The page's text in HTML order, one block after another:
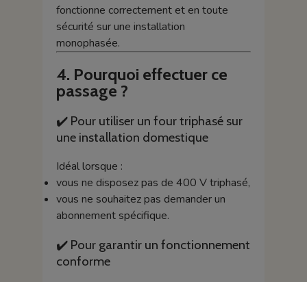
fonctionne correctement et en toute
sécurité sur une installation
monophasée.
4. Pourquoi effectuer ce
passage ?
✔️ Pour utiliser un four triphasé sur
une installation domestique
Idéal lorsque :
vous ne disposez pas de 400 V triphasé,
vous ne souhaitez pas demander un
abonnement spécifique.
✔️ Pour garantir un fonctionnement
conforme